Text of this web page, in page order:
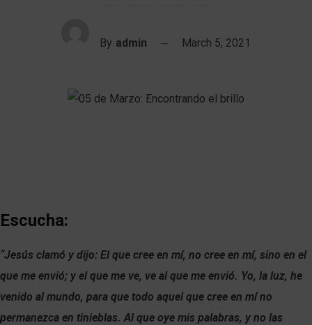
By admin March 5, 2021
Escucha:
“Jesús clamó y dijo: El que cree en mí, no cree en mí, sino en el
que me envió; y el que me ve, ve al que me envió. Yo, la luz, he
venido al mundo, para que todo aquel que cree en mí no
permanezca en tinieblas. Al que oye mis palabras, y no las